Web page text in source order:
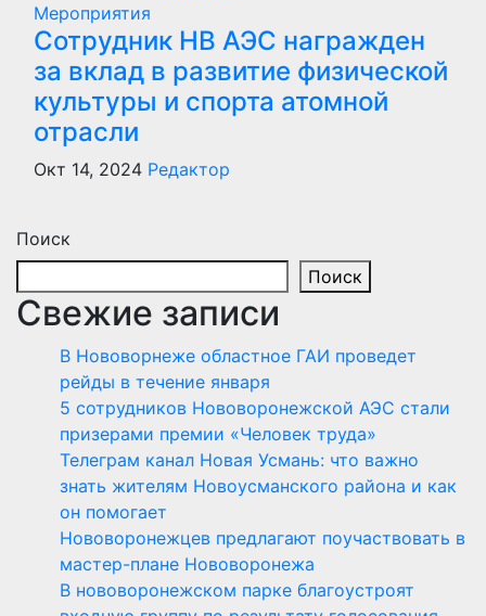
Мероприятия
Сотрудник НВ АЭС награжден
за вклад в развитие физической
культуры и спорта атомной
отрасли
Окт 14, 2024 Редактор
Поиск
Поиск
Свежие записи
В Нововорнеже областное ГАИ проведет
рейды в течение января
5 сотрудников Нововоронежской АЭС стали
призерами премии «Человек труда»
Телеграм канал Новая Усмань: что важно
знать жителям Новоусманского района и как
он помогает
Нововоронежцев предлагают поучаствовать в
мастер-плане Нововоронежа
В нововоронежском парке благоустроят